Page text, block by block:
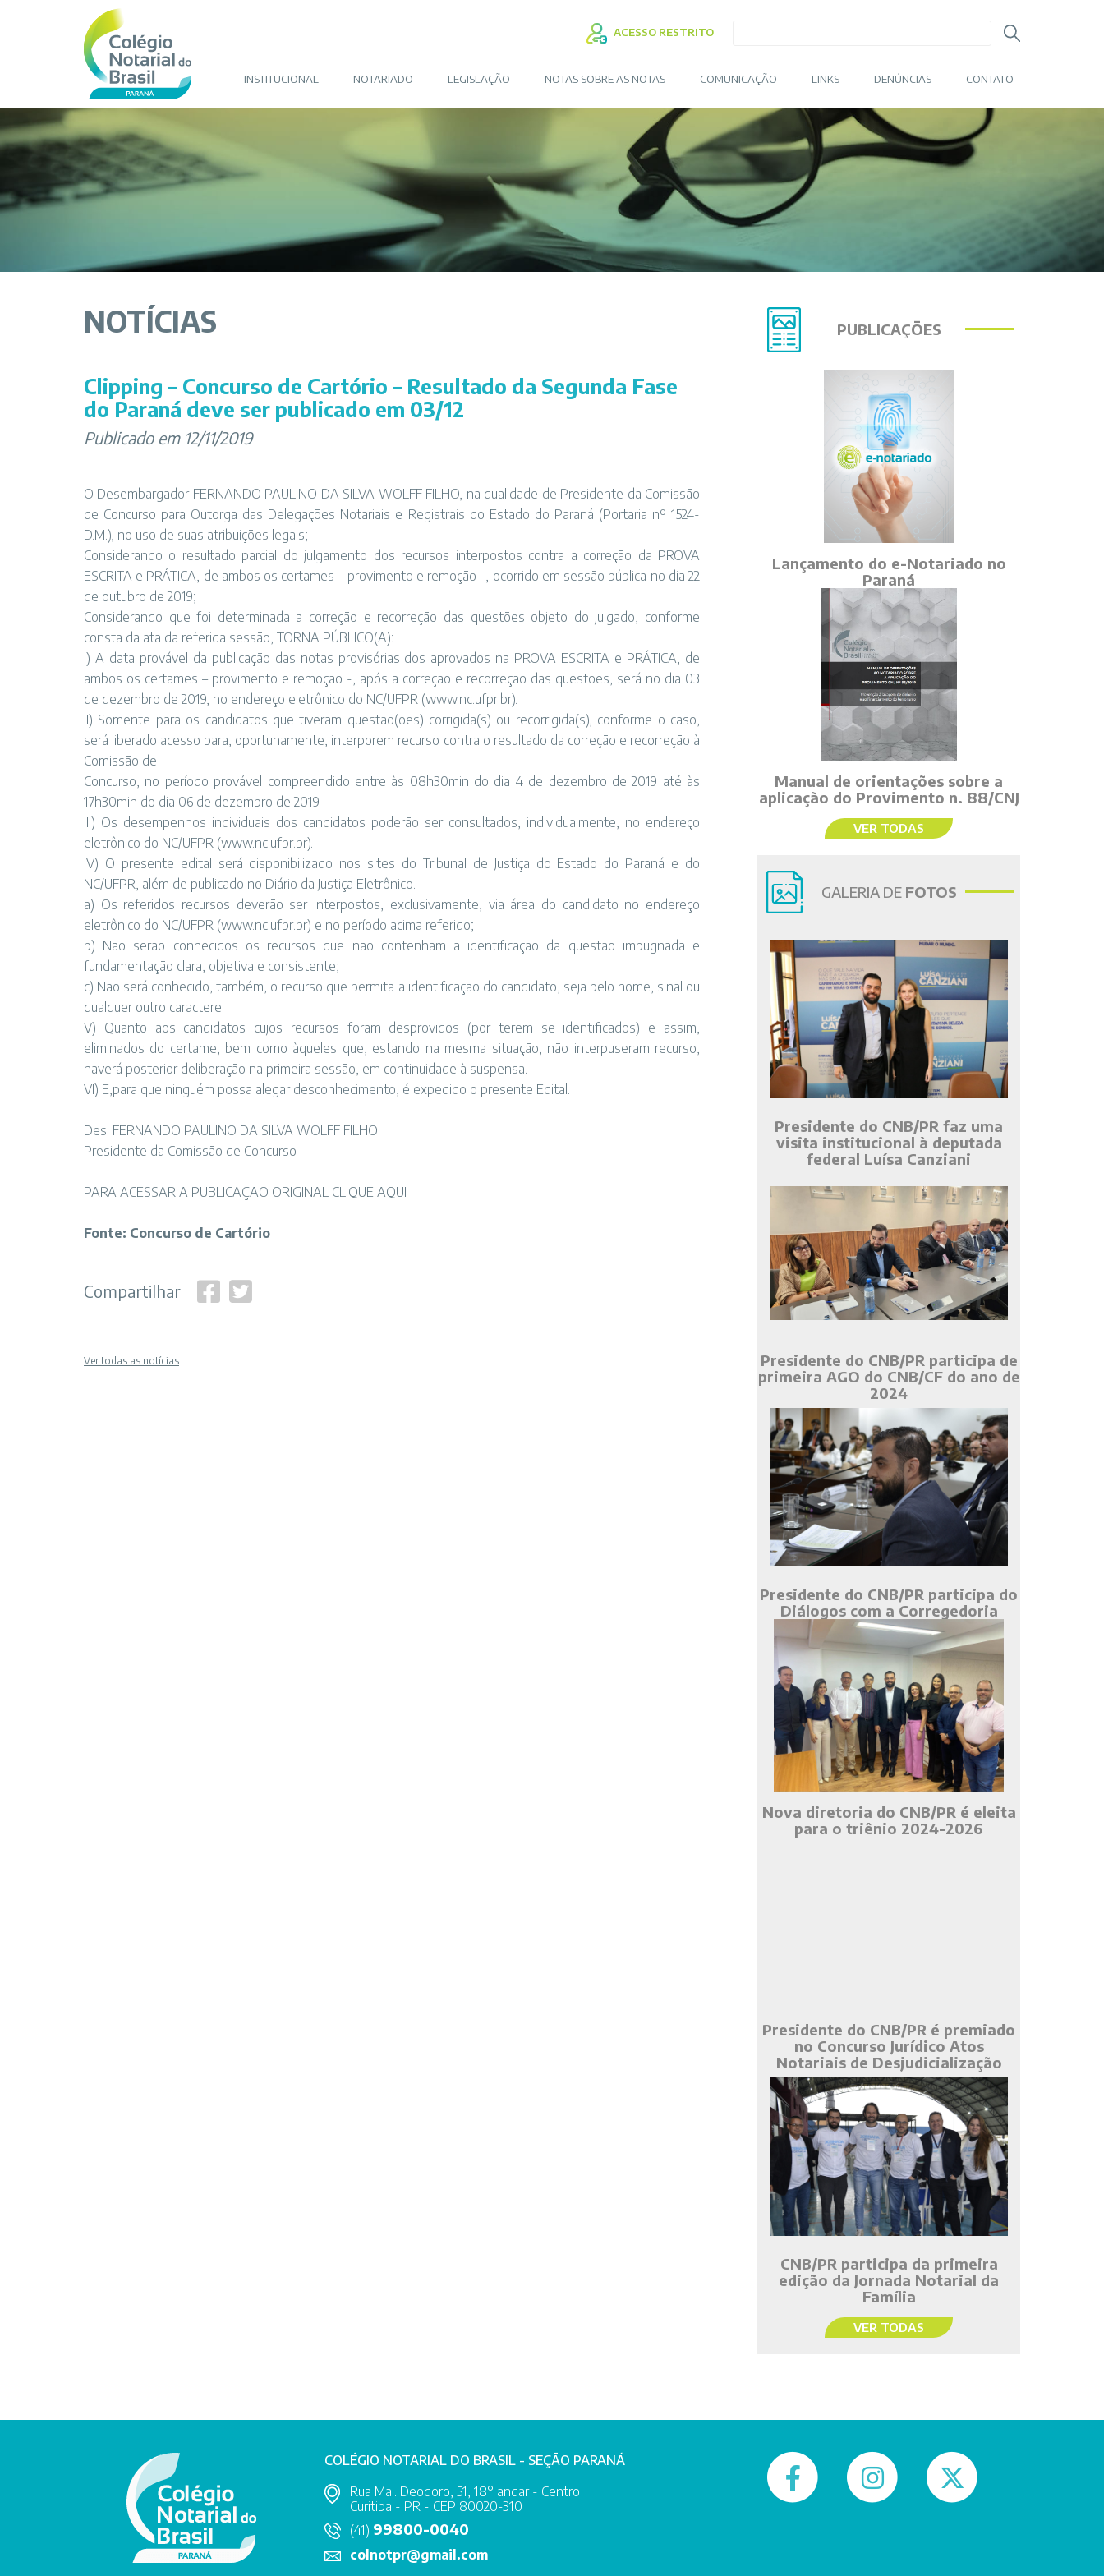
ACESSO RESTRITO
INSTITUCIONAL NOTARIADO LEGISLAÇÃO NOTAS SOBRE AS NOTAS COMUNICAÇÃO LINKS DENÚNCIAS CONTATO
NOTÍCIAS
Clipping – Concurso de Cartório – Resultado da Segunda Fase
do Paraná deve ser publicado em 03/12
Publicado em 12/11/2019
O Desembargador FERNANDO PAULINO DA SILVA WOLFF FILHO, na qualidade de Presidente da Comissão
de Concurso para Outorga das Delegações Notariais e Registrais do Estado do Paraná (Portaria nº 1524-
D.M.), no uso de suas atribuições legais;
Considerando o resultado parcial do julgamento dos recursos interpostos contra a correção da PROVA
ESCRITA e PRÁTICA, de ambos os certames – provimento e remoção -, ocorrido em sessão pública no dia 22
de outubro de 2019;
Considerando que foi determinada a correção e recorreção das questões objeto do julgado, conforme
consta da ata da referida sessão, TORNA PÚBLICO(A):
I) A data provável da publicação das notas provisórias dos aprovados na PROVA ESCRITA e PRÁTICA, de
ambos os certames – provimento e remoção -, após a correção e recorreção das questões, será no dia 03
de dezembro de 2019, no endereço eletrônico do NC/UFPR (www.nc.ufpr.br).
II) Somente para os candidatos que tiveram questão(ões) corrigida(s) ou recorrigida(s), conforme o caso,
será liberado acesso para, oportunamente, interporem recurso contra o resultado da correção e recorreção à
Comissão de
Concurso, no período provável compreendido entre às 08h30min do dia 4 de dezembro de 2019 até às
17h30min do dia 06 de dezembro de 2019.
III) Os desempenhos individuais dos candidatos poderão ser consultados, individualmente, no endereço
eletrônico do NC/UFPR (www.nc.ufpr.br).
IV) O presente edital será disponibilizado nos sites do Tribunal de Justiça do Estado do Paraná e do
NC/UFPR, além de publicado no Diário da Justiça Eletrônico.
a) Os referidos recursos deverão ser interpostos, exclusivamente, via área do candidato no endereço
eletrônico do NC/UFPR (www.nc.ufpr.br) e no período acima referido;
b) Não serão conhecidos os recursos que não contenham a identificação da questão impugnada e
fundamentação clara, objetiva e consistente;
c) Não será conhecido, também, o recurso que permita a identificação do candidato, seja pelo nome, sinal ou
qualquer outro caractere.
V) Quanto aos candidatos cujos recursos foram desprovidos (por terem se identificados) e assim,
eliminados do certame, bem como àqueles que, estando na mesma situação, não interpuseram recurso,
haverá posterior deliberação na primeira sessão, em continuidade à suspensa.
VI) E,para que ninguém possa alegar desconhecimento, é expedido o presente Edital.
Des. FERNANDO PAULINO DA SILVA WOLFF FILHO
Presidente da Comissão de Concurso
PARA ACESSAR A PUBLICAÇÃO ORIGINAL CLIQUE AQUI
Fonte: Concurso de Cartório
Compartilhar
Ver todas as notícias
PUBLICAÇÕES
Lançamento do e-Notariado no
Paraná
Manual de orientações sobre a
aplicação do Provimento n. 88/CNJ
VER TODAS
GALERIA DE FOTOS
Presidente do CNB/PR faz uma
visita institucional à deputada
federal Luísa Canziani
Presidente do CNB/PR participa de
primeira AGO do CNB/CF do ano de
2024
Presidente do CNB/PR participa do
Diálogos com a Corregedoria
Nova diretoria do CNB/PR é eleita
para o triênio 2024-2026
Presidente do CNB/PR é premiado
no Concurso Jurídico Atos
Notariais de Desjudicialização
CNB/PR participa da primeira
edição da Jornada Notarial da
Família
VER TODAS
COLÉGIO NOTARIAL DO BRASIL - SEÇÃO PARANÁ
Rua Mal. Deodoro, 51, 18° andar - Centro
Curitiba - PR - CEP 80020-310
(41) 99800-0040
colnotpr@gmail.com